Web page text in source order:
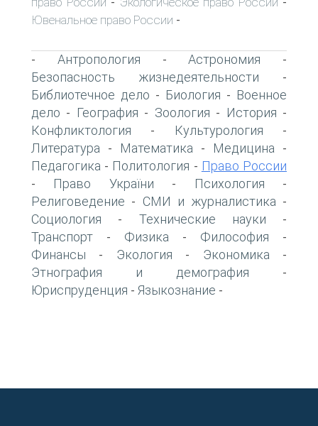
Ювенальное право России -
- Антропология -Астрономия -
Безопасность жизнедеятельности -
Библиотечное дело - Биология - Военное
дело - География - Зоология - История -
Конфликтология - Культурология -
Литература - Математика - Медицина -
Педагогика - Политология - Право России
- Право України - Психология -
Религоведение - СМИ и журналистика -
Социология - Технические науки -
Транспорт - Физика - Философия -
Финансы - Экология - Экономика -
Этнография и демография -
Юриспруденция - Языкознание -